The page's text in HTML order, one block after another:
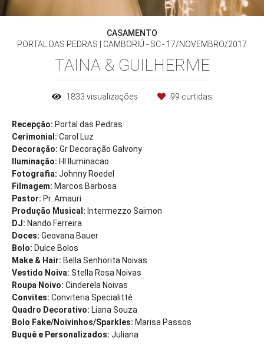
CASAMENTO
PORTAL DAS PEDRAS | CAMBORIÚ - SC
17/NOVEMBRO/2017
TAINA & GUILHERME
1833 visualizações 99 curtidas
Recepção: Portal das Pedras
Cerimonial: Carol Luz
Decoração: Gr Decoração Galvony
Iluminação: Hl Iluminacao
Fotografia: Johnny Roedel
Filmagem: Marcos Barbosa
Pastor: Pr. Amauri
Produção Musical: Intermezzo Saimon
DJ: Nando Ferreira
Doces: Geovana Bauer
Bolo: Dulce Bolos
Make & Hair: Bella Senhorita Noivas
Vestido Noiva: Stella Rosa Noivas
Roupa Noivo: Cinderela Noivas
Convites: Conviteria Specialitté
Quadro Decorativo: Liana Souza
Bolo Fake/Noivinhos/Sparkles: Marisa Passos
Buquê e Personalizados: Juliana